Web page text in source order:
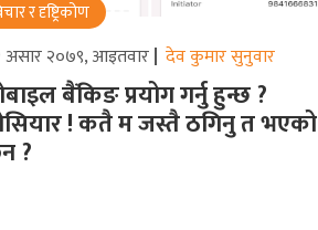
र दृष्ट्रिकोण
असार २०७९, आइतवार देव कुमार सुनुवार
बैंकिङ प्रयोग गर्नु हुन्छ ?
! कतै म जस्तै ठगिनु त भएको
?